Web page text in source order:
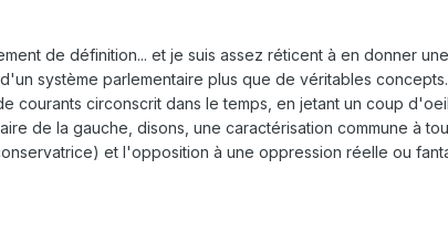
de définition... et je suis assez réticent à en donner
système parlementaire plus que de véritables
courants circonscrit dans le temps, en jetant un coup
de la gauche, disons, une caractérisation commune à
et l'opposition à une oppression réelle ou